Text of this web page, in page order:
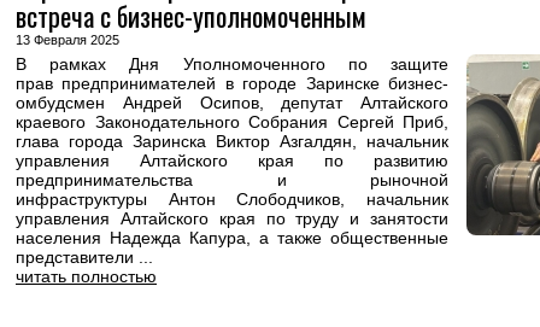
встреча с бизнес-уполномоченным
13 Февраля 2025
В рамках Дня Уполномоченного по защите
прав предпринимателей в городе Заринске бизнес-
омбудсмен Андрей Осипов, депутат Алтайского
краевого Законодательного Собрания Сергей Приб,
глава города Заринска Виктор Азгалдян, начальник
управления Алтайского края по развитию
предпринимательства и рыночной
инфраструктуры Антон Слободчиков, начальник
управления Алтайского края по труду и занятости
населения Надежда Капура, а также общественные
представители ...
читать полностью